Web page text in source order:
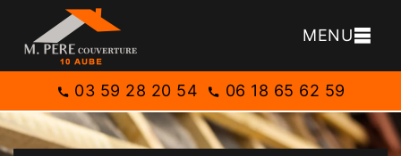
MENU
03 59 28 20 54 06 18 65 62 59